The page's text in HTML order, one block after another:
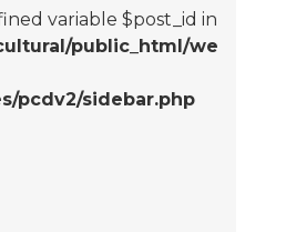
variable $post_id in
public_html/we
pcdv2/sidebar.php